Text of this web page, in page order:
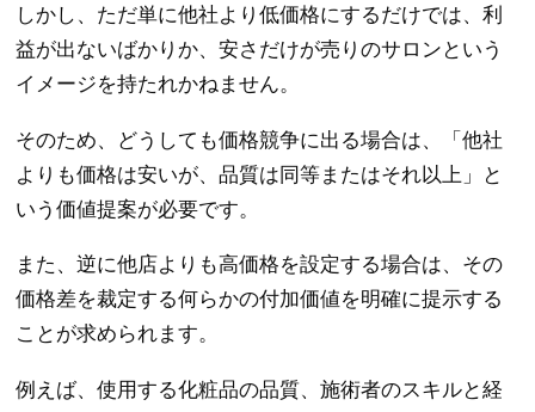
しかし、ただ単に他社より低価格にするだけでは、利
益が出ないばかりか、安さだけが売りのサロンという
イメージを持たれかねません。
そのため、どうしても価格競争に出る場合は、「他社
よりも価格は安いが、品質は同等またはそれ以上」と
いう価値提案が必要です。
また、逆に他店よりも高価格を設定する場合は、その
価格差を裁定する何らかの付加価値を明確に提示する
ことが求められます。
例えば、使用する化粧品の品質、施術者のスキルと経